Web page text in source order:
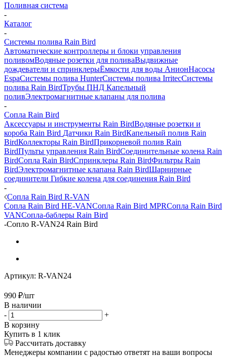
Поливная система
-
Каталог
-
Системы полива Rain Bird
Автоматические контроллеры и блоки управления
поливомВодяные розетки для поливаВыдвижные
дождеватели и спринклерыЁмкости для воды АнионНасосы
EspaСистемы полива HunterСистемы полива IrritecСистемы
полива Rain BirdТрубы ПНД Капельный
поливЭлектромагнитные клапаны для полива
-
Сопла Rain Bird
Аксессуары и инструменты Rain BirdВодяные розетки и
короба Rain Bird Датчики Rain BirdКапельный полив Rain
BirdКоллекторы Rain BirdПрикорневой полив Rain
BirdПульты управления Rain BirdСоединительные колена Rain
BirdСопла Rain BirdСпринклеры Rain BirdФильтры Rain
BirdЭлектромагнитные клапана Rain BirdШарнирные
соединители Гибкие колена для соединения Rain Bird
-
Сопла Rain Bird R-VAN
Сопла Rain Bird HE-VANСопла Rain Bird MPRСопла Rain Bird
VANСопла-баблеры Rain Bird
-Сопло R-VAN24 Rain Bird
Артикул: R-VAN24
990 ₽/шт
В наличии
-
+
В корзину
Купить в 1 клик
Рассчитать доставку
Менеджеры компании с радостью ответят на ваши вопросы